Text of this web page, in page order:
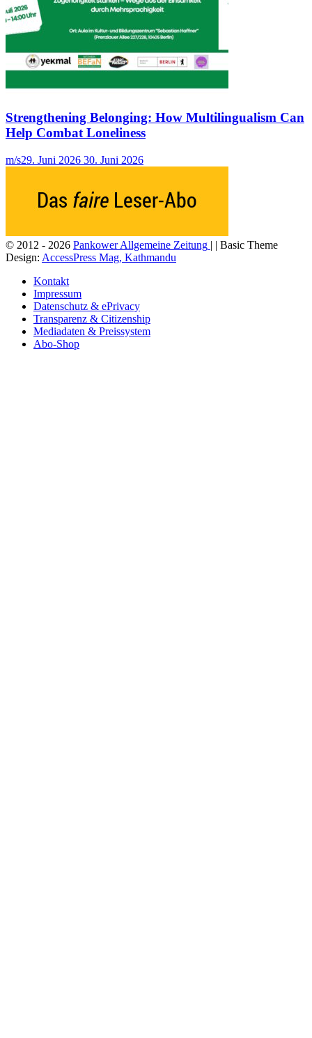
Strengthening Belonging: How Multilingualism Can
Help Combat Loneliness
m/s29. Juni 2026 30. Juni 2026
© 2012 - 2026 Pankower Allgemeine Zeitung | | Basic Theme
Design: AccessPress Mag, Kathmandu
Kontakt
Impressum
Datenschutz & ePrivacy
Transparenz & Citizenship
Mediadaten & Preissystem
Abo-Shop